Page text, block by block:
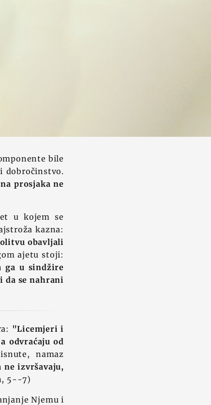
bile
dobročinstvo.
prosjaka ne
u kojem se
kazna:
obavljali
ajetu stoji:
ga u sindžire
da se nahrani
"Licemjeri i
odvraćaju od
namaz
izvršavaju,
5--7)
Njemu i